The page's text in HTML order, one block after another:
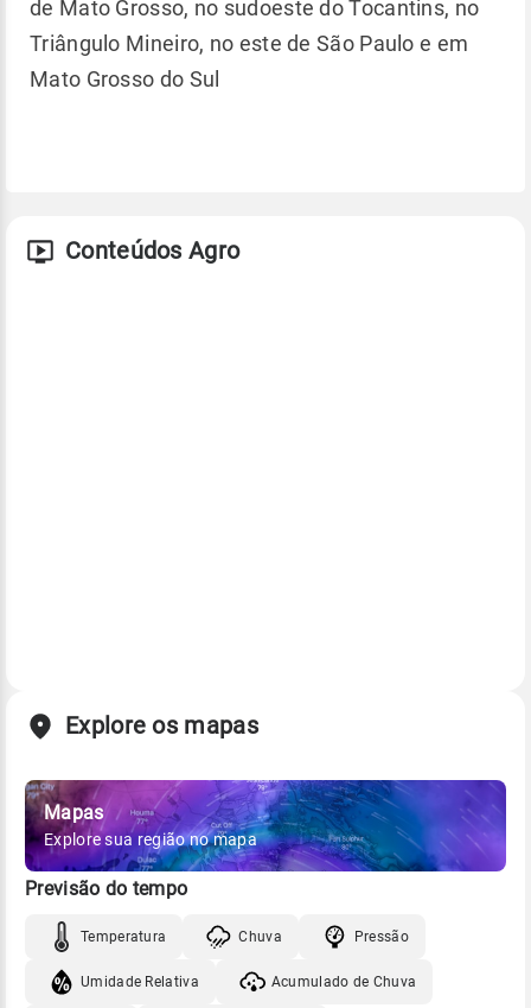
de Mato Grosso, no sudoeste do Tocantins, no
Triângulo Mineiro, no este de São Paulo e em
Mato Grosso do Sul
Conteúdos Agro
Explore os mapas
Mapas
Explore sua região no mapa
Previsão do tempo
Temperatura Chuva Pressão
Umidade Relativa Acumulado de Chuva